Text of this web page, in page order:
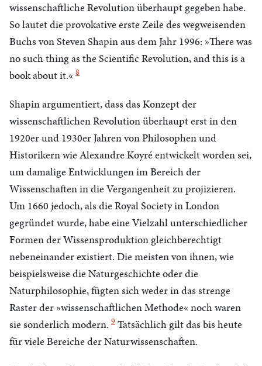
wissenschaftliche Revolution überhaupt gegeben habe.
So lautet die provokative erste Zeile des wegweisenden
Buchs von Steven Shapin aus dem Jahr 1996: »There was
no such thing as the Scientific Revolution, and this is a
book about it.« 8
Shapin argumentiert, dass das Konzept der
wissenschaftlichen Revolution überhaupt erst in den
1920er und 1930er Jahren von Philosophen und
Historikern wie Alexandre Koyré entwickelt worden sei,
um damalige Entwicklungen im Bereich der
Wissenschaften in die Vergangenheit zu projizieren.
Um 1660 jedoch, als die Royal Society in London
gegründet wurde, habe eine Vielzahl unterschiedlicher
Formen der Wissensproduktion gleichberechtigt
nebeneinander existiert. Die meisten von ihnen, wie
beispielsweise die Naturgeschichte oder die
Naturphilosophie, fügten sich weder in das strenge
Raster der »wissenschaftlichen Methode« noch waren
sie sonderlich modern. 9 Tatsächlich gilt das bis heute
für viele Bereiche der Naturwissenschaften.